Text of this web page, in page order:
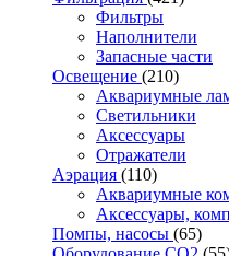
Фильтры
Наполнители
Запасные части
Освещение (210)
Аквариумные
Светильники
Аксессуары
Отражатели
Аэрация (110)
Аквариумные
Аксессуары,
Помпы, насосы (65)